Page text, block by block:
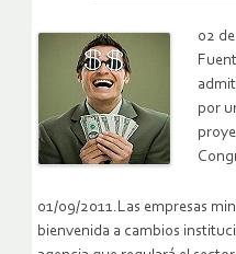
02
por
01/09/2011.Las empresas
bienvenida a cambios